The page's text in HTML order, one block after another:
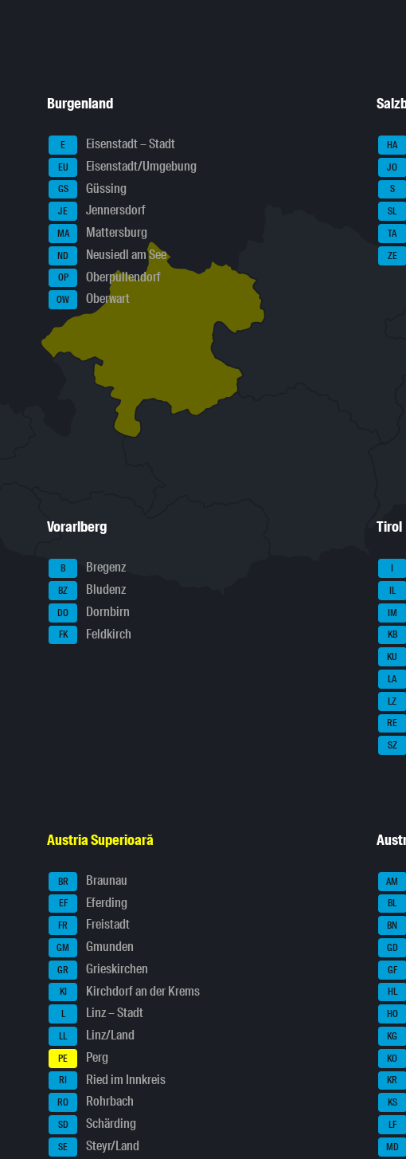
Burgenland
E Eisenstadt – Stadt
EU Eisenstadt/Umgebung
GS Güssing
JE Jennersdorf
MA Mattersburg
ND Neusiedl am See
OP Oberpullendorf
OW Oberwart
HA
JO
S
SL
TA
ZE
Vorarlberg
B Bregenz
BZ Bludenz
DO Dornbirn
FK Feldkirch
Tirol
I
IL
IM
KB
KU
LA
LZ
RE
SZ
Austria Superioară
BR Braunau
EF Eferding
FR Freistadt
GM Gmunden
GR Grieskirchen
KI Kirchdorf an der Krems
L Linz – Stadt
LL Linz/Land
PE Perg
RI Ried im Innkreis
RO Rohrbach
SD Schärding
SE Steyr/Land
AM
BL
BN
GD
GF
HL
HO
KG
KO
KR
KS
LF
MD